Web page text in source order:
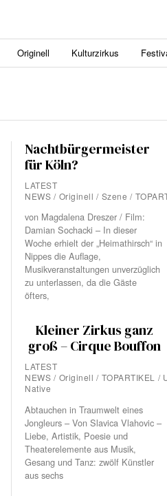
Originell Kulturzirkus
Nachtbürgermeister
für Köln?
LATEST
NEWS / Originell / Szene /
von Magdalena Dreszer / Film:
Damian Sochacki – In dieser
Woche erhielt der „Heimathirsch“ in
Nippes die Auflage,
Musikveranstaltungen unverzüglich
zu unterlassen, da die Gäste
öfters,
Kleiner Zirkus ganz
groß – Cirque Bouffon
LATEST
NEWS / Originell / TOPARTIKEL /
Native
Abtauchen in Traumwelt eines
Jongleurs – Von Slavica Vlahovic –
Liebe, Artistik, Poesie und
Theaterelemente aus Musik,
Gesang und Tanz: zwölf Künstler
aus sechs